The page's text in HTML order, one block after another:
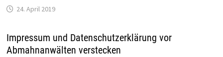
24. April 2019
Impressum und Datenschutzerklärung vor
Abmahnanwälten verstecken